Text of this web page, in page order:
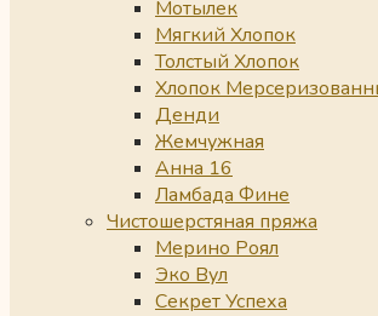
Мотылек
Мягкий Хлопок
Толстый Хлопок
Хлопок
Денди
Жемчужная
Анна 16
Ламбада Фине
Чистошерстяная пряжа
Мерино Роял
Эко Вул
Секрет Успеха